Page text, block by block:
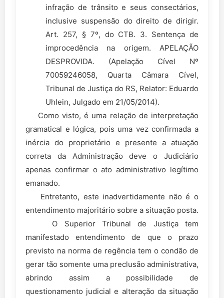
infração de trânsito e seus consectários,
inclusive suspensão do direito de dirigir.
Art. 257, § 7º, do CTB. 3. Sentença de
improcedência na origem. APELAÇÃO
DESPROVIDA. (Apelação Cível Nº
70059246058, Quarta Câmara Cível,
Tribunal de Justiça do RS, Relator: Eduardo
Uhlein, Julgado em 21/05/2014).
Como visto, é uma relação de interpretação
gramatical e lógica, pois uma vez confirmada a
inércia do proprietário e presente a atuação
correta da Administração deve o Judiciário
apenas confirmar o ato administrativo legítimo
emanado.
Entretanto, este inadvertidamente não é o
entendimento majoritário sobre a situação posta.
O Superior Tribunal de Justiça tem
manifestado entendimento de que o prazo
previsto na norma de regência tem o condão de
gerar tão somente uma preclusão administrativa,
abrindo assim a possibilidade de
questionamento judicial e alteração da situação